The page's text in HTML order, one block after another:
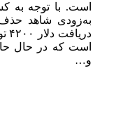
است. با توجه به
به‌زودی شاهد
است که در حال
و…